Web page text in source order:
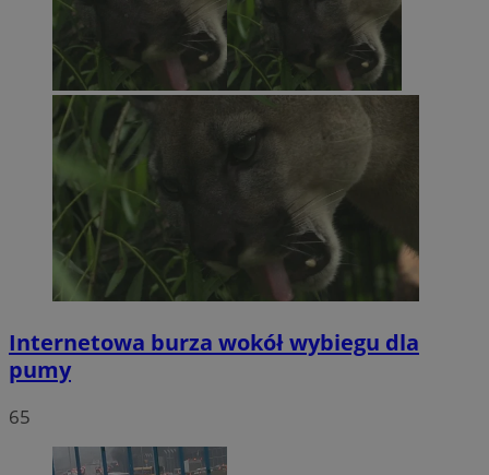
Internetowa burza wokół wybiegu dla
pumy
65